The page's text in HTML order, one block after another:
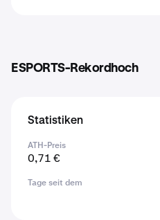
ESPORTS-Rekordhoch
Statistiken
ATH-Preis
0,71 €
Tage seit dem